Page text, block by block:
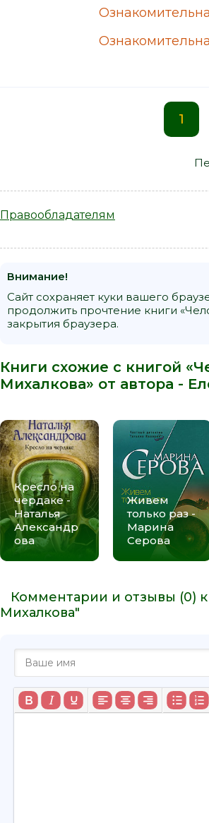
1
Правообладателям
Внимание!
Сайт сохраняет куки вашего
продолжить прочтение книги
закрытия браузера.
Книги схожие с книгой
Михалкова» от автора -
Кресло на
чердаке -
Наталья
Александр
ова
Живем
только раз -
Марина
Серова
Комментарии и отзывы (0)
Михалкова"